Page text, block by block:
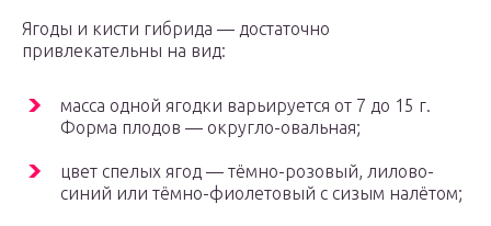
Ягоды и кисти гибрида — достаточно
привлекательны на вид:
масса одной ягодки варьируется от 7 до 15 г.
Форма плодов — округло-овальная;
цвет спелых ягод — тёмно-розовый, лилово-
синий или тёмно-фиолетовый с сизым налётом;